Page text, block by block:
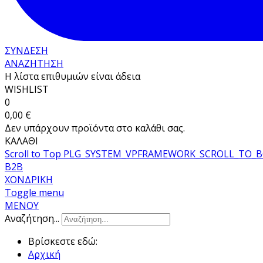
ΣΥΝΔΕΣΗ
ΑΝΑΖΗΤΗΣΗ
Η λίστα επιθυμιών είναι άδεια
WISHLIST
0
0,00 €
Δεν υπάρχουν προϊόντα στο καλάθι σας.
ΚΑΛΑΘΙ
Scroll to Top
B2B
ΧΟΝΔΡΙΚΗ
Toggle menu
ΜΕΝΟΥ
Αναζήτηση...
Βρίσκεστε εδώ:
Αρχική